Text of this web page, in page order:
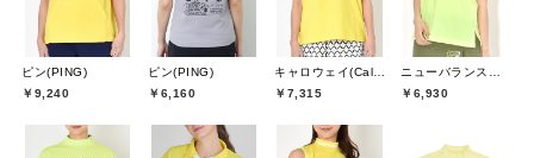
ピン(PING)
￥9,240
ピン(PING)
￥6,160
￥7,315
￥6,930